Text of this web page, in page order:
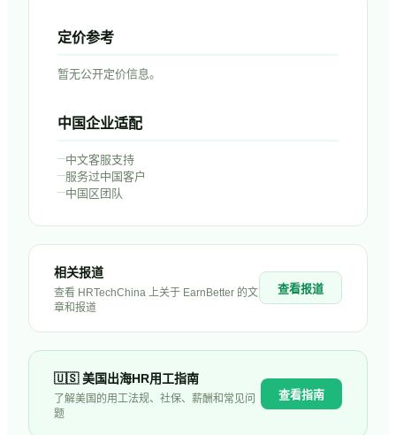
定价参考
暂无公开定价信息。
中国企业适配
–中文客服支持
–服务过中国客户
–中国区团队
相关报道
查看 HRTechChina 上关于 EarnBetter 的文
章和报道
查看报道
🇺🇸 美国出海HR用工指南
了解美国 的用工法规、社保、薪酬和常见问
题
查看指南